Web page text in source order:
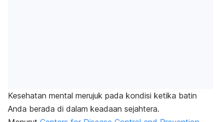
Kesehatan mental merujuk pada kondisi ketika batin
Anda berada di dalam keadaan sejahtera.